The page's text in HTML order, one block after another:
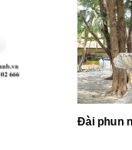
Đài phun